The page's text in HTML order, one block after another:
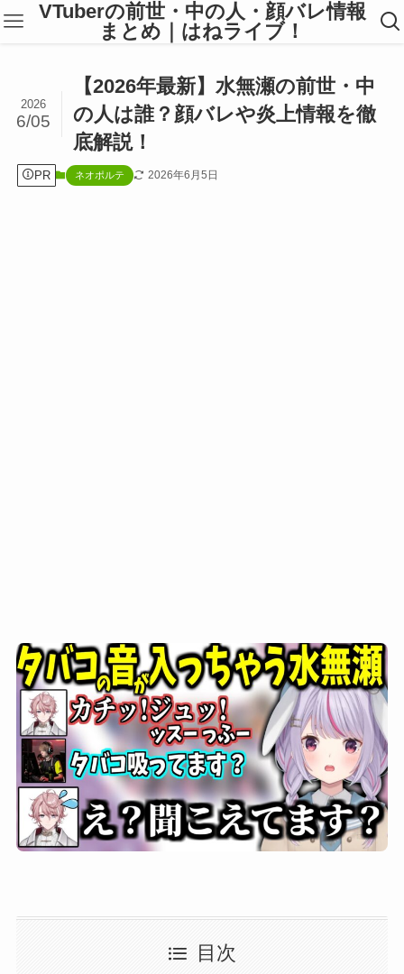
VTuberの前世・中の人・顔バレ情報
まとめ｜はねライブ！
【2026年最新】水無瀬の前世・中
の人は誰？顔バレや炎上情報を徹
底解説！
2026
6/05
PR ネオポルテ 2026年6月5日
目次